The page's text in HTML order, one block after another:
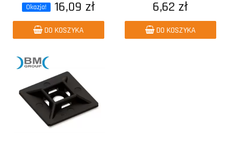
Okazja! 16,09 zł
DO KOSZYKA
6,62 zł
DO KOSZYKA